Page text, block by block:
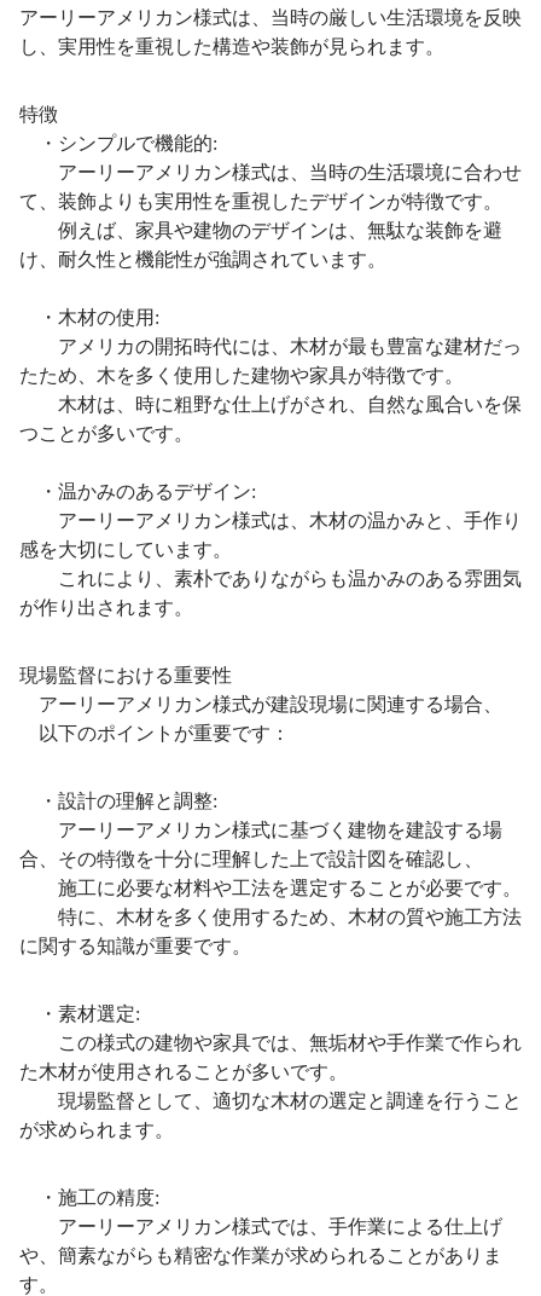
アーリーアメリカン様式は、当時の厳しい生活環境を反映
し、実用性を重視した構造や装飾が見られます。
特徴
・シンプルで機能的:
アーリーアメリカン様式は、当時の生活環境に合わせ
て、装飾よりも実用性を重視したデザインが特徴です。
例えば、家具や建物のデザインは、無駄な装飾を避
け、耐久性と機能性が強調されています。
・木材の使用:
アメリカの開拓時代には、木材が最も豊富な建材だっ
たため、木を多く使用した建物や家具が特徴です。
木材は、時に粗野な仕上げがされ、自然な風合いを保
つことが多いです。
・温かみのあるデザイン:
アーリーアメリカン様式は、木材の温かみと、手作り
感を大切にしています。
これにより、素朴でありながらも温かみのある雰囲気
が作り出されます。
現場監督における重要性
アーリーアメリカン様式が建設現場に関連する場合、
以下のポイントが重要です：
・設計の理解と調整:
アーリーアメリカン様式に基づく建物を建設する場
合、その特徴を十分に理解した上で設計図を確認し、
施工に必要な材料や工法を選定することが必要です。
特に、木材を多く使用するため、木材の質や施工方法
に関する知識が重要です。
・素材選定:
この様式の建物や家具では、無垢材や手作業で作られ
た木材が使用されることが多いです。
現場監督として、適切な木材の選定と調達を行うこと
が求められます。
・施工の精度:
アーリーアメリカン様式では、手作業による仕上げ
や、簡素ながらも精密な作業が求められることがありま
す。